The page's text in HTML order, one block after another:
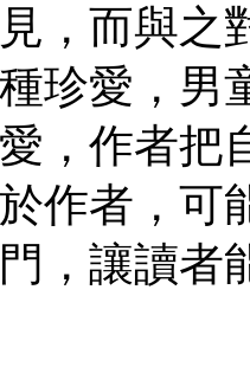
，而與之
珍愛，男
，作者把
作者，可
，讓讀者